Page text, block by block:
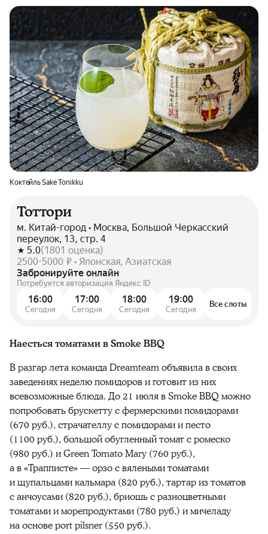
Коктейль Sake Tonikku
Тоттори
м. Китай-город • Москва, Большой Черкасский
переулок, 13, стр. 4
5.0(1801 оценка)
2500-5000 ₽ • Японская, Азиатская
Забронируйте онлайн
Потребуется авторизация Яндекс ID
16:00
Сегодня
17:00
Сегодня
18:00
Сегодня
19:00
Сегодня
Все слоты
Наесться томатами в Smoke BBQ
В разгар лета команда Dreamteam объявила в своих
заведениях неделю помидоров и готовит из них
всевозможные блюда. До 21 июля в Smoke BBQ можно
попробовать брускетту с фермерскими помидорами
(670 руб.), страчателлу с помидорами и песто
(1100 руб.), большой обугленный томат с ромеско
(980 руб.) и Green Tomato Mary (760 руб.),
а в «Трапписте» — орзо с вялеными томатами
и щупальцами кальмара (820 руб.), тартар из томатов
с анчоусами (820 руб.), бриошь с разноцветными
томатами и морепродуктами (780 руб.) и мичеладу
на основе port pilsner (550 руб.).